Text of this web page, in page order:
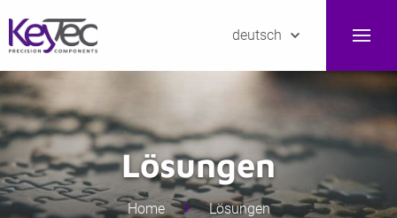
deutsch
Lösungen
Home Lösungen